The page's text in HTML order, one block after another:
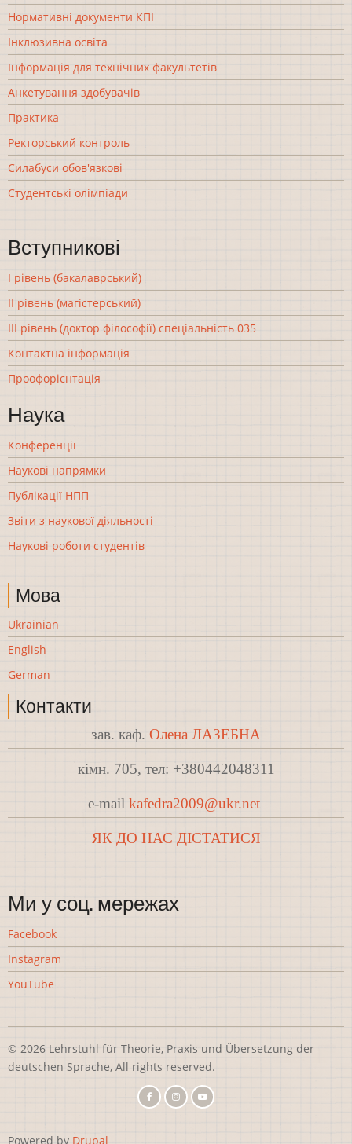
Нормативні документи КПІ
Інклюзивна освіта
Інформація для технічних факультетів
Анкетування здобувачів
Практика
Ректорський контроль
Силабуси обов'язкові
Студентські олімпіади
Вступникові
І рівень (бакалаврський)
ІІ рівень (магістерський)
ІІІ рівень (доктор філософії) спеціальність 035
Контактна інформація
Проофорієнтація
Наука
Конференції
Наукові напрямки
Публікації НПП
Звіти з наукової діяльності
Наукові роботи студентів
Мова
Ukrainian
English
German
Контакти
зав. каф. Олена ЛАЗЕБНА
кімн. 705, тел: +380442048311
e-mail kafedra2009@ukr.net
ЯК ДО НАС ДІСТАТИСЯ
Ми у соц. мережах
Facebook
Instagram
YouTube
© 2026 Lehrstuhl für Theorie, Praxis und Übersetzung der
deutschen Sprache, All rights reserved.
Powered by Drupal